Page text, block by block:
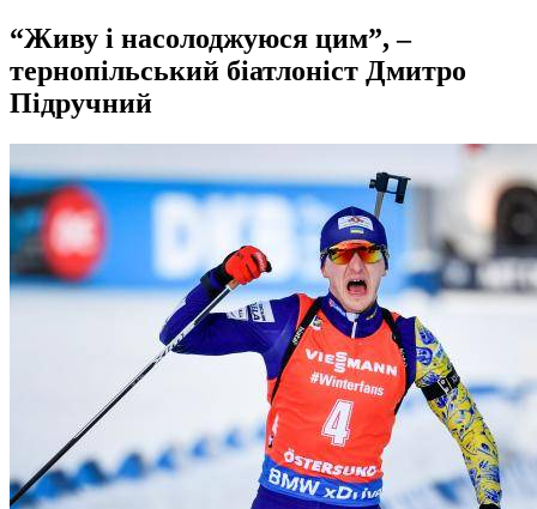
“Живу і насолоджуюся цим”, –
тернопільський біатлоніст Дмитро
Підручний